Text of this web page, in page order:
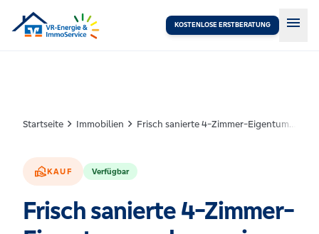
KOSTENLOSE ERSTBERATUNG menu
Startseite chevron_right Immobilien chevron_right Frisch sanierte 4-Zimmer-Eigentumswohnung in zentraler Marktplatzlage von Schweinfurt
real_estate_agentKAUF Verfügbar
Frisch sanierte 4-Zimmer-